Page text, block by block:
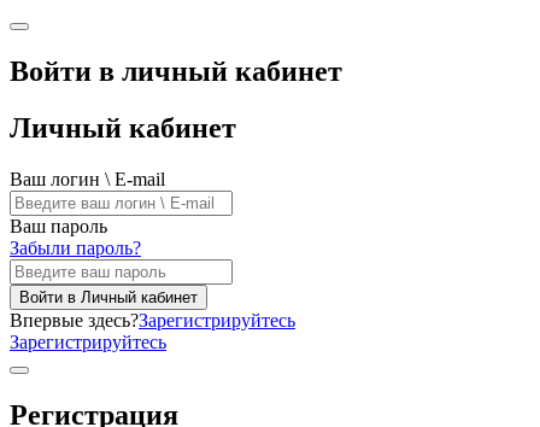
Войти в личный кабинет
Личный кабинет
Ваш логин \ E-mail
Ваш пароль
Забыли пароль?
Войти в Личный кабинет
Впервые здесь?Зарегистрируйтесь
Зарегистрируйтесь
Регистрация